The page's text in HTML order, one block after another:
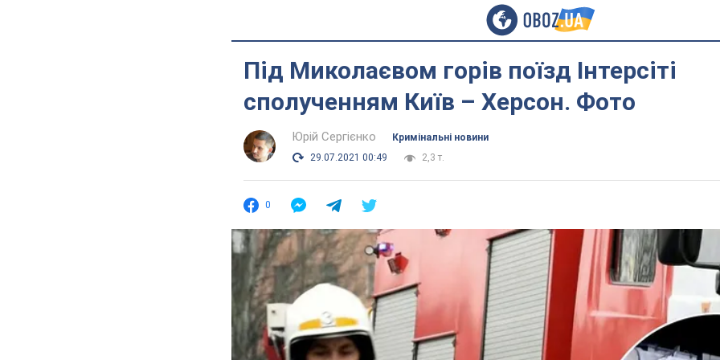
Під Миколаєвом горів поїзд Інтерсіті
сполученням Київ – Херсон. Фото
Юрій Сергієнко
Кримінальні новини
29.07.2021 00:49
2,3 т.
0